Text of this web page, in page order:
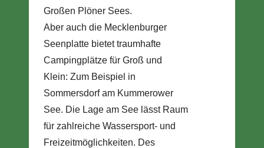
Großen Plöner Sees.
Aber auch die Mecklenburger
Seenplatte bietet traumhafte
Campingplätze für Groß und
Klein: Zum Beispiel in
Sommersdorf am Kummerower
See. Die Lage am See lässt Raum
für zahlreiche Wassersport- und
Freizeitmöglichkeiten. Des